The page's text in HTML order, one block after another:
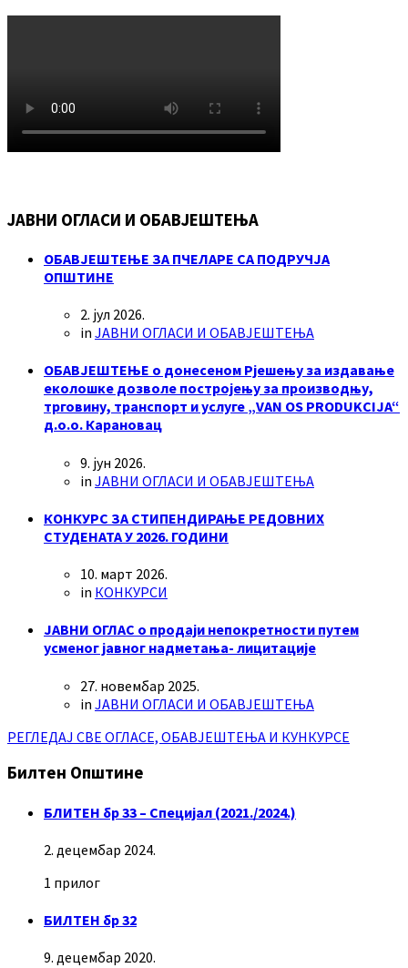
ЈАВНИ ОГЛАСИ И ОБАВЈЕШТЕЊА
ОБАВЈЕШТЕЊЕ ЗА ПЧЕЛАРЕ СА ПОДРУЧЈА
ОПШТИНЕ
2. јул 2026.
in ЈАВНИ ОГЛАСИ И ОБАВЈЕШТЕЊА
ОБАВЈЕШТЕЊЕ о донесеном Рјешењу за издавање
еколошке дозволе постројењу за производњу,
трговину, транспорт и услуге „VAN OS PRODUKCIJA“
д.о.о. Карановац
9. јун 2026.
in ЈАВНИ ОГЛАСИ И ОБАВЈЕШТЕЊА
КОНКУРС ЗА СТИПЕНДИРАЊЕ РЕДОВНИХ
СТУДЕНАТА У 2026. ГОДИНИ
10. март 2026.
in КОНКУРСИ
ЈАВНИ ОГЛАС о продаји непокретности путем
усменог јавног надметања- лицитације
27. новембар 2025.
in ЈАВНИ ОГЛАСИ И ОБАВЈЕШТЕЊА
РЕГЛЕДАЈ СВЕ ОГЛАСЕ, ОБАВЈЕШТЕЊА И КУНКУРСЕ
Билтен Општине
БЛИТЕН бр 33 – Специјал (2021./2024.)
2. децембар 2024.
1 прилог
БИЛТЕН бр 32
9. децембар 2020.